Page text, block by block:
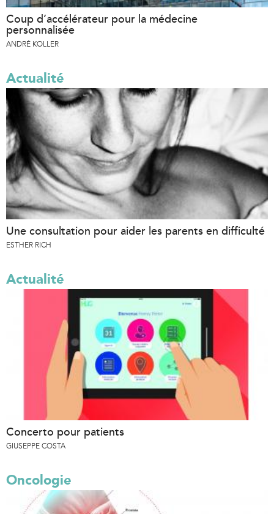
Coup d’accélérateur pour la médecine
personnalisée
ANDRÉ KOLLER
Actualité
Une consultation pour aider les parents en difficulté
ESTHER RICH
Actualité
Concerto pour patients
GIUSEPPE COSTA
Oncologie